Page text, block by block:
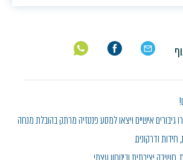
גיבורים אישיים ויצאו למסע פנטזיה מרתק בהובלת מנחה